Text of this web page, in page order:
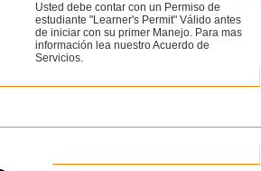
Usted debe contar con un Permiso de
estudiante "Learner's Permit" Válido antes
de iniciar con su primer Manejo. Para mas
información lea nuestro Acuerdo de
Servicios.